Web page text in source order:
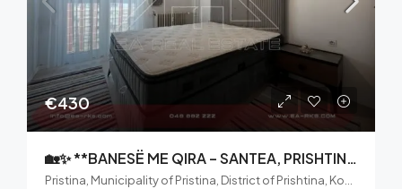
€430
🏡✨ **BANESË ME QIRA – SANTEA, PRISHTINË** ✨🏡
Pristina, Municipality of Pristina, District of Prishtina, Kosovo